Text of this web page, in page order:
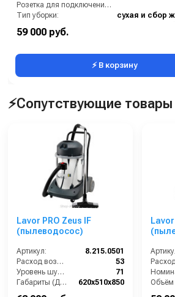
Розетка для подключения инструмента:
Тип уборки:
Материал бака:
59 000 руб.
⚡ В корзину
⚡Сопутствующие товары
Lavor PRO Zeus IF
(пылеводосос)
Артикул:
8.215.0501
Расход воздуха (л/сек):
53
Уровень шума (дБ(А)):
71
Габариты (ДхШхВ):
620х510х850
Номинальный диаметр принадлежностей (мм):
Lavor